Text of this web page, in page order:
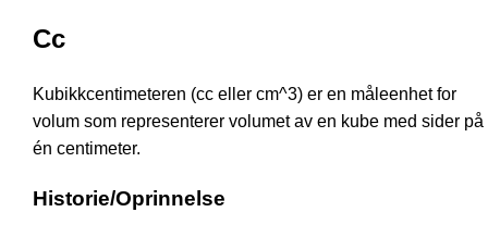
Cc
Kubikkcentimeteren (cc eller cm^3) er en måleenhet for
volum som representerer volumet av en kube med sider på
én centimeter.
Historie/Oprinnelse